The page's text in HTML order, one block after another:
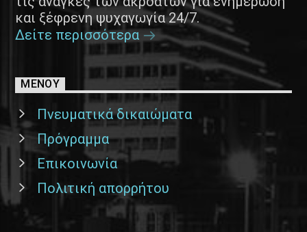
και ξέφρενη ψυχαγωγία 24/7.
Δείτε περισσότερα
ΜΕΝΟΥ
Πνευματικά δικαιώματα
Πρόγραμμα
Επικοινωνία
Πολιτική απορρήτου